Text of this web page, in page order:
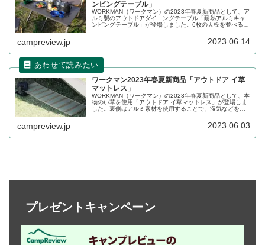
ンピングテーブル」
WORKMAN（ワークマン）の2023年春夏新商品として、ア
ルミ製のアウトドアダイニングテーブル「耐熱アルミキャ
ンピングテーブル」が登場しました。6枚の天板を並べる構
きます。2023年6月下旬にWeb限定販売です。詳細をレビ
campreview.jp 2023.06.14
ワークマン2023年春夏新商品「アウトドア イ草
マットレス」
WORKMAN（ワークマン）の2023年春夏新商品として、本
物のい草を使用「アウトドア イ草マットレス」が登場しま
した。裏側はアルミ素材を使用することで、湿気などを含
campreview.jp 2023.06.03
プレゼントキャンペーン